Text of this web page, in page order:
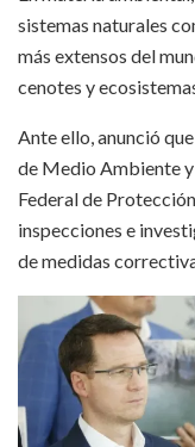
sistemas naturales
más extensos del
cenotes y
Ante ello, anunció
de Medio Ambiente
Federal de
inspecciones e
de medidas